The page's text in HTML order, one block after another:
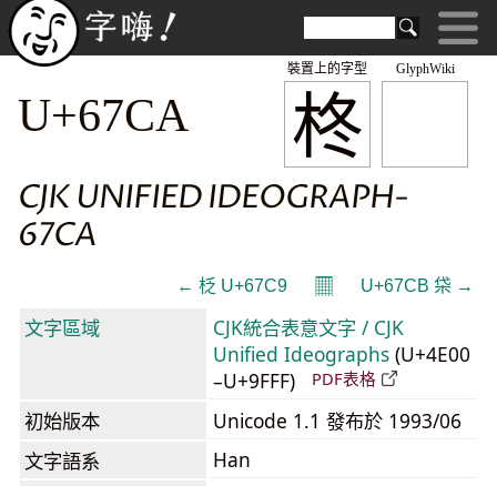
GlyphWiki
柊
裝置上的字型
U+67CA
CJK UNIFIED IDEOGRAPH-
67CA
← 柉 U+67C9 𝄜 U+67CB 柋 →
文字區域
CJK統合表意文字 / CJK
Unified Ideographs (U+4E00
–U+9FFF)
PDF表格
初始版本
Unicode 1.1 發布於 1993/06
文字語系
Han